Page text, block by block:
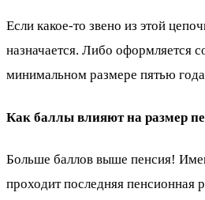
Если какое-то звено из этой
назначается. Либо оформляется
минимальном размере пятью
Как баллы влияют на размер
Больше баллов выше пенсия!
проходит последняя пенсионная